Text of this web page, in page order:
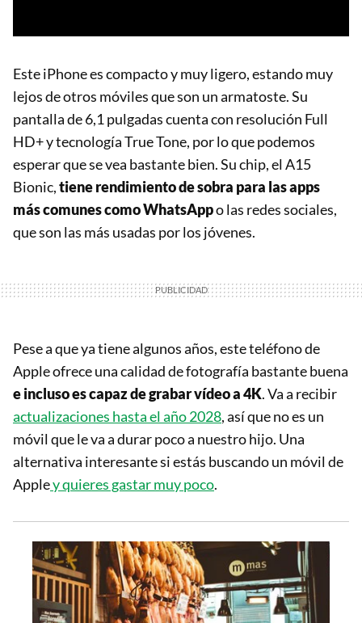
Este iPhone es compacto y muy ligero, estando muy
lejos de otros móviles que son un armatoste. Su
pantalla de 6,1 pulgadas cuenta con resolución Full
HD+ y tecnología True Tone, por lo que podemos
esperar que se vea bastante bien. Su chip, el A15
Bionic,tiene rendimiento de sobra para las apps
más comunes como WhatsAppo las redes sociales,
que son las más usadas por los jóvenes.
Pese a que ya tiene algunos años, este teléfono de
Apple ofrece una calidad de fotografía bastante buena
e incluso es capaz de grabar vídeo a 4K. Va a recibir
actualizaciones hasta el año 2028, así que no es un
móvil que le va a durar poco a nuestro hijo. Una
alternativa interesante si estás buscando un móvil de
Appley quieres gastar muy poco.